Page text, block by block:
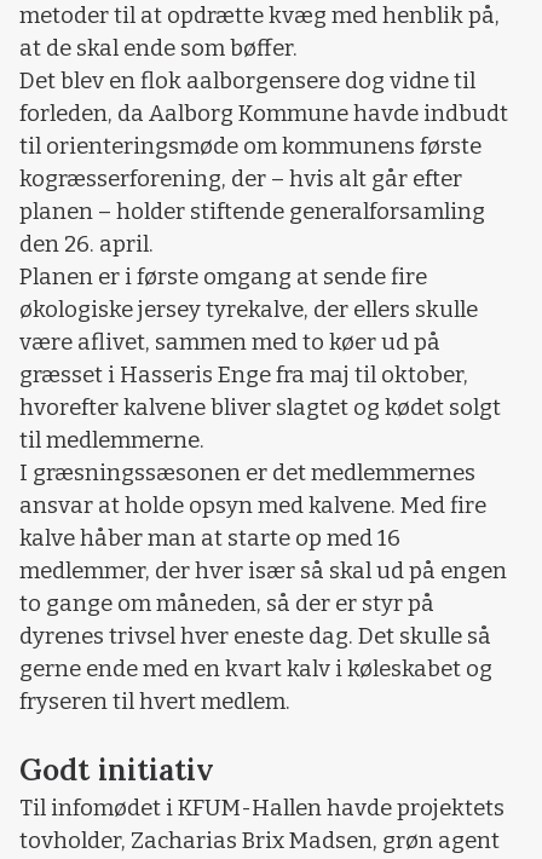
metoder til at opdrætte kvæg med henblik på,
at de skal ende som bøffer.
Det blev en flok aalborgensere dog vidne til
forleden, da Aalborg Kommune havde indbudt
til orienteringsmøde om kommunens første
kogræsserforening, der – hvis alt går efter
planen – holder stiftende generalforsamling
den 26. april.
Planen er i første omgang at sende fire
økologiske jersey tyrekalve, der ellers skulle
være aflivet, sammen med to køer ud på
græsset i Hasseris Enge fra maj til oktober,
hvorefter kalvene bliver slagtet og kødet solgt
til medlemmerne.
I græsningssæsonen er det medlemmernes
ansvar at holde opsyn med kalvene. Med fire
kalve håber man at starte op med 16
medlemmer, der hver især så skal ud på engen
to gange om måneden, så der er styr på
dyrenes trivsel hver eneste dag. Det skulle så
gerne ende med en kvart kalv i køleskabet og
fryseren til hvert medlem.
Godt initiativ
Til infomødet i KFUM-Hallen havde projektets
tovholder, Zacharias Brix Madsen, grøn agent